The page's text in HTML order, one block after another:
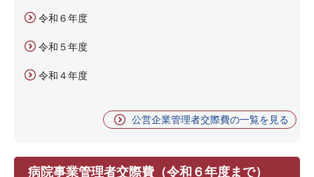
令和６年度
令和５年度
令和４年度
公営企業管理者交際費の一覧を見る
病院事業管理者交際費（令和６年度まで）